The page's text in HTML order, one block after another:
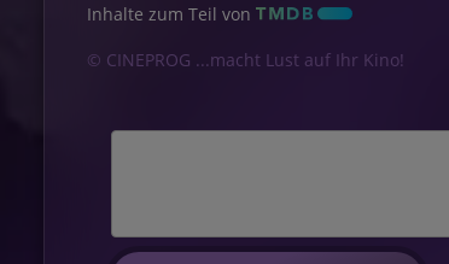
Inhalte zum Teil von
© CINEPROG ...macht Lust auf Ihr Kino!